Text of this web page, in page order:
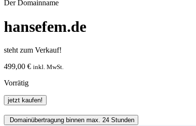
Der Domainname
hansefem.de
steht zum Verkauf!
499,00 € inkl. MwSt.
Vorrätig
hansefem.de
Menge
jetzt kaufen!
Domainübertragung binnen max. 24 Stunden